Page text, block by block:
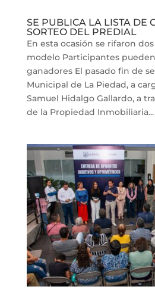
SE PUBLICA LA LISTA DE
SORTEO DEL PREDIAL
En esta ocasión se rifaron
modelo Participantes
ganadores El pasado fin de
Municipal de La Piedad, a
Samuel Hidalgo Gallardo, a
de la Propiedad Inmobiliaria...